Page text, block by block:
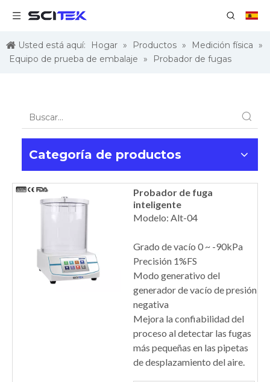
Usted está aquí: Hogar » Productos » Medición física »
Equipo de prueba de embalaje » Probador de fugas
Categoría de productos
Probador de fuga
inteligente
Modelo: Alt-04
Grado de vacío 0 ~ -90kPa
Precisión 1%FS
Modo generativo del
generador de vacío de presión
negativa
Mejora la confiabilidad del
proceso al detectar las fugas
más pequeñas en las pipetas
de desplazamiento del aire.